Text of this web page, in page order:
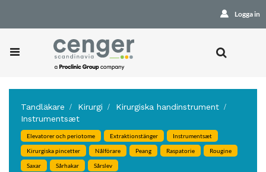
Logga in
Tandläkare Kirurgi
Kirurgiska handinstrument
Instrumentsæt
Elevatorer och periotome Extraktionstänger Instrumentsæt
Kirurgiska pincetter Nålförare Peang Raspatorie Rougine
Saxar Sårhakar Sårslev